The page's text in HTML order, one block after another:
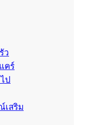
ว
คร์
ป
เสริม